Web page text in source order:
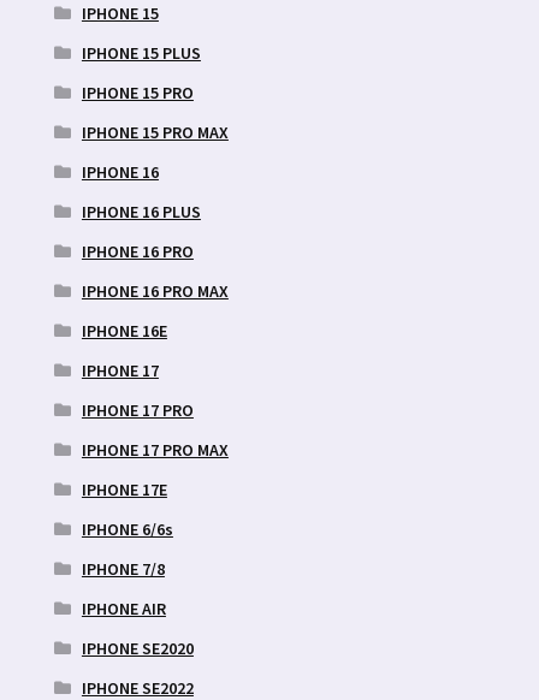
IPHONE 15
IPHONE 15 PLUS
IPHONE 15 PRO
IPHONE 15 PRO MAX
IPHONE 16
IPHONE 16 PLUS
IPHONE 16 PRO
IPHONE 16 PRO MAX
IPHONE 16E
IPHONE 17
IPHONE 17 PRO
IPHONE 17 PRO MAX
IPHONE 17E
IPHONE 6/6s
IPHONE 7/8
IPHONE AIR
IPHONE SE2020
IPHONE SE2022